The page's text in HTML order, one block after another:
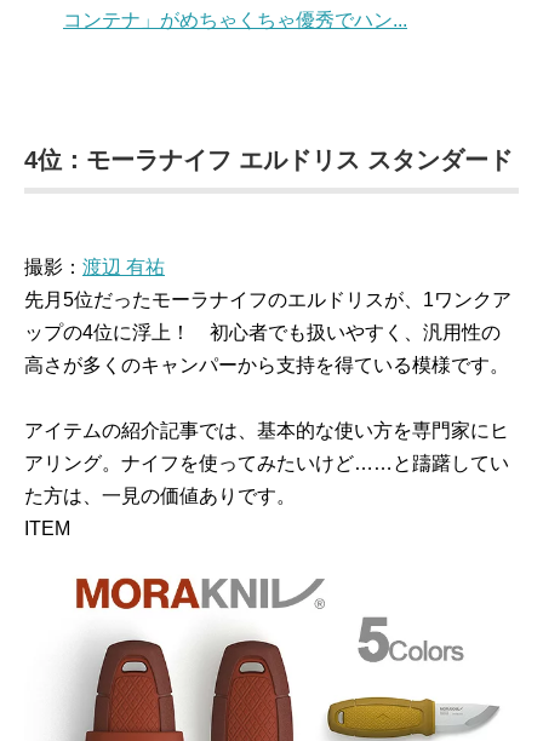
コンテナ」がめちゃくちゃ優秀でハン...
4位：モーラナイフ エルドリス スタンダード
撮影： 渡辺 有祐
先月5位だったモーラナイフのエルドリスが、1ワンクア
ップの4位に浮上！ 初心者でも扱いやすく、汎用性の
高さが多くのキャンパーから支持を得ている模様です。
アイテムの紹介記事では、基本的な使い方を専門家にヒ
アリング。ナイフを使ってみたいけど……と躊躇してい
た方は、一見の価値ありです。
ITEM